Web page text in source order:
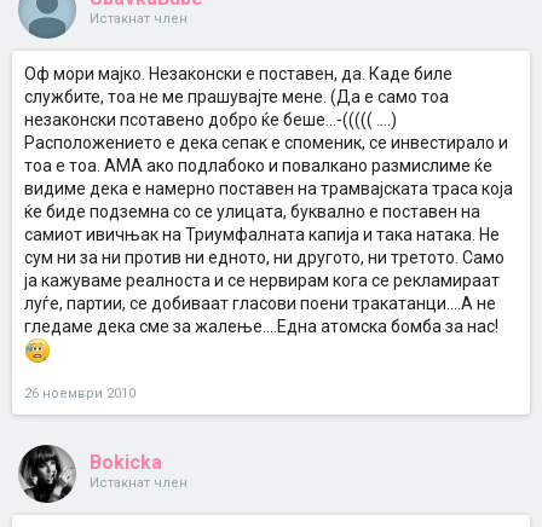
Истакнат член
Оф мори мајко. Незаконски е поставен, да. Каде биле
службите, тоа не ме прашувајте мене. (Да е само тоа
незаконски псотавено добро ќе беше...-((((( ....)
Расположението е дека сепак е споменик, се инвестирало и
тоа е тоа. АМА ако подлабоко и повалкано размислиме ќе
видиме дека е намерно поставен на трамвајската траса која
ќе биде подземна со се улицата, буквално е поставен на
самиот ивичњак на Триумфалната капија и така натака. Не
сум ни за ни против ни едното, ни другото, ни третото. Само
ја кажуваме реалноста и се нервирам кога се рекламираат
луѓе, партии, се добиваат гласови поени тракатанци....А не
гледаме дека сме за жалење....Една атомска бомба за нас!
26 ноември 2010
Bokicka
Истакнат член